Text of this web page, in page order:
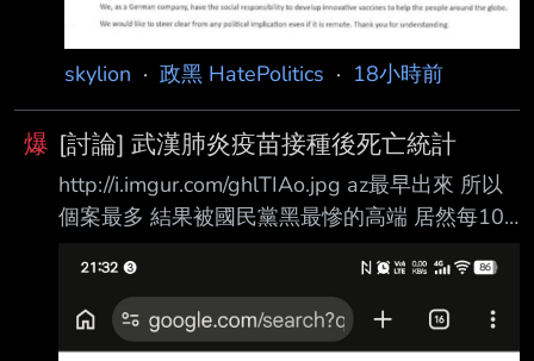
BNT公司再複製下來 (2) 在郭台銘公開的 和BNT
大股東的信件 裡面有提到 BNT和台灣間的交易
沒能完成 只有一個原因 就是我們用的名稱 上海
態 但政府公佈協議 我方用的名稱 是用Republic
o
skylion · 政黑 HatePolitics · 18小時前
爆 [討論] 武漢肺炎疫苗接種後死亡統計
http://i.imgur.com/ghlTIAo.jpg az最早出來 所以
個案最多 結果被國民黨黑最慘的高端 居然每10
但是1.2人 真的表現很好阿 回過頭來看 真的就是
國民黨拼命抹黑台灣的生技產業 阿不就好加在高
端夠爭氣 除了內用還可以外銷 還被蔣萬安抹黑